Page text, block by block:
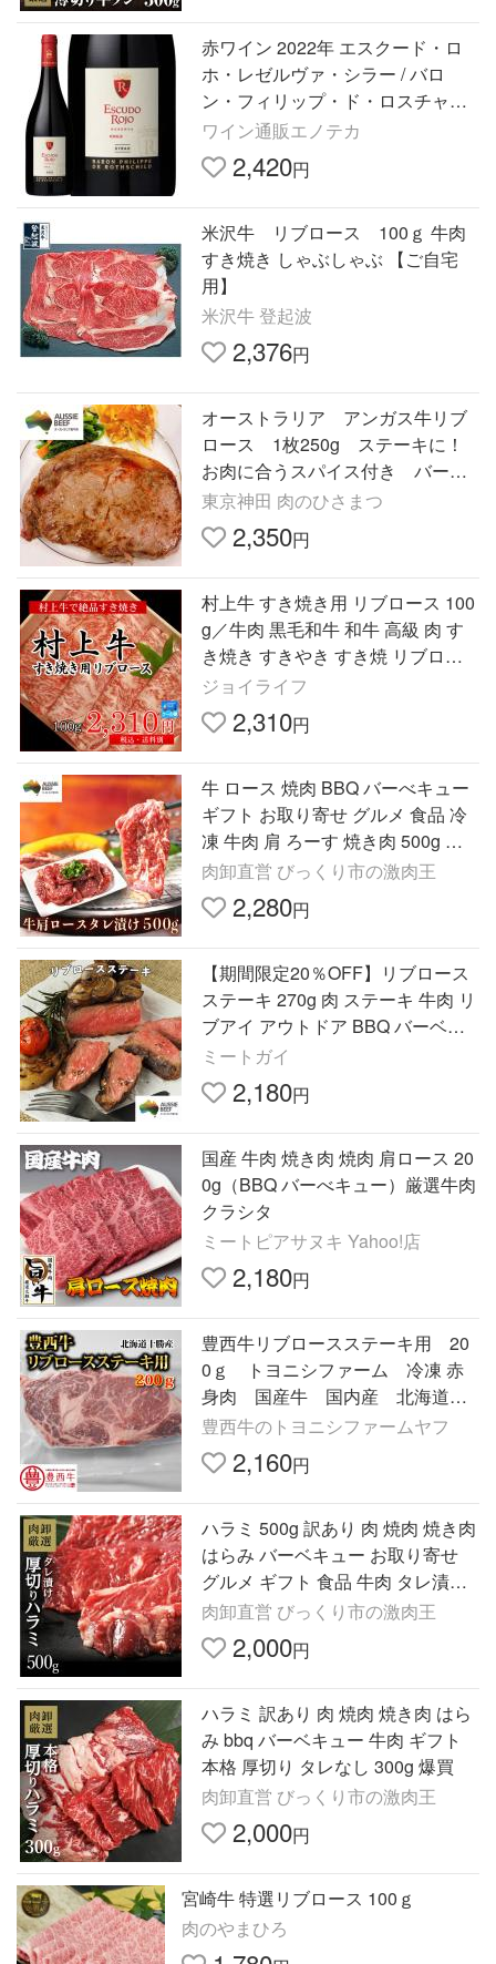
赤ワイン 2022年 エスクード・ロ
ホ・レゼルヴァ・シラー / バロ
ン・フィリップ・ド・ロスチャイ
ルド・マイポ・チリ 750ml
ワイン通販エノテカ
2,420円
米沢牛 リブロース 100ｇ 牛肉
すき焼き しゃぶしゃぶ 【ご自宅
用】
米沢牛 登起波
2,376円
オーストラリア アンガス牛リブ
ロース 1枚250g ステーキに！
お肉に合うスパイス付き バーベ
キューにも オージー・ビーフ
東京神田 肉のひさまつ
2,350円
村上牛 すき焼き用 リブロース 100
g／牛肉 黒毛和牛 和牛 高級 肉 す
き焼き すきやき すき焼 リブロー
ス 新潟 ブランド和牛 A4等級 B4等
級 ギフト 自宅
ジョイライフ
2,310円
牛 ロース 焼肉 BBQ バーべキュー
ギフト お取り寄せ グルメ 食品 冷
凍 牛肉 肩 ろーす 焼き肉 500g 爆
買
肉卸直営 びっくり市の激肉王
2,280円
【期間限定20％OFF】リブロース
ステーキ 270g 肉 ステーキ 牛肉 リ
ブアイ アウトドア BBQ バーベキ
ュー グラスフェッドビーフ オー
ストラリア産
ミートガイ
2,180円
国産 牛肉 焼き肉 焼肉 肩ロース 20
0g（BBQ バーべキュー）厳選牛肉
クラシタ
ミートピアサヌキ Yahoo!店
2,180円
豊西牛リブロースステーキ用 20
0ｇ トヨニシファーム 冷凍 赤
身肉 国産牛 国内産 北海道帯
広産 贈り物 十勝産ブランド
牛 豊西牛
豊西牛のトヨニシファームヤフ
2,160円
ハラミ 500g 訳あり 肉 焼肉 焼き肉
はらみ バーベキュー お取り寄せ
グルメ ギフト 食品 牛肉 タレ漬け
味付き はらみ 爆買
肉卸直営 びっくり市の激肉王
2,000円
ハラミ 訳あり 肉 焼肉 焼き肉 はら
み bbq バーベキュー 牛肉 ギフト
本格 厚切り タレなし 300g 爆買
肉卸直営 びっくり市の激肉王
2,000円
宮崎牛 特選リブロース 100ｇ
肉のやまひろ